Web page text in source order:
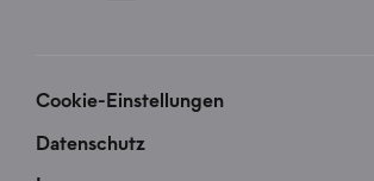
Cookie-Einstellungen
Datenschutz